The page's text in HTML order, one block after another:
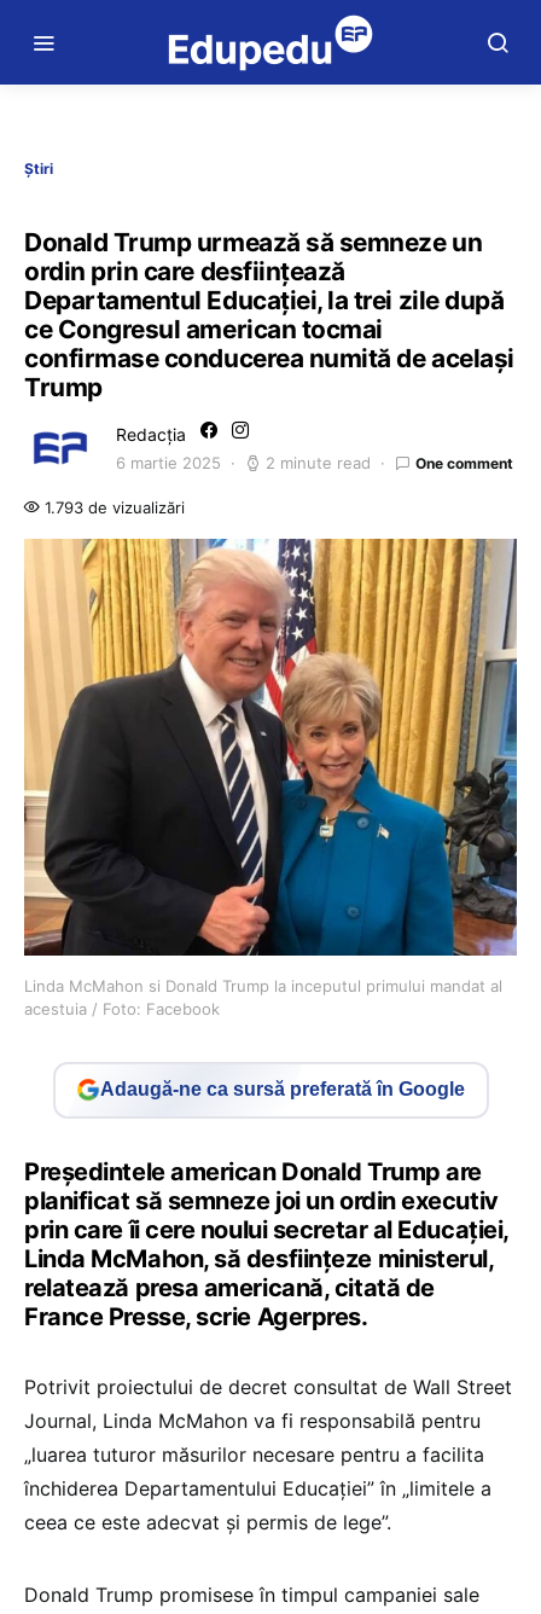
Știri
Donald Trump urmează să semneze un
ordin prin care desființează
Departamentul Educației, la trei zile după
ce Congresul american tocmai
confirmase conducerea numită de același
Trump
Redacția
6 martie 2025 2 minute read One comment
1.793 de vizualizări
Linda McMahon si Donald Trump la inceputul primului mandat al
acestuia / Foto: Facebook
Adaugă-ne ca sursă preferată în Google
Președintele american Donald Trump are
planificat să semneze joi un ordin executiv
prin care îi cere noului secretar al Educației,
Linda McMahon, să desființeze ministerul,
relatează presa americană, citată de
France Presse, scrie Agerpres.
Potrivit proiectului de decret consultat de Wall Street
Journal, Linda McMahon va fi responsabilă pentru
„luarea tuturor măsurilor necesare pentru a facilita
închiderea Departamentului Educației” în „limitele a
ceea ce este adecvat și permis de lege”.
Donald Trump promisese în timpul campaniei sale